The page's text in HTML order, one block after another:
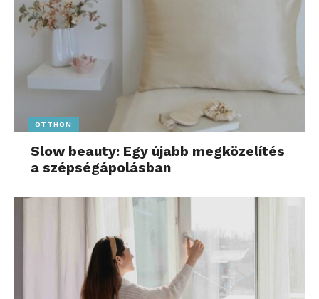
OTTHON
Slow beauty: Egy újabb megközelítés
a szépségápolásban